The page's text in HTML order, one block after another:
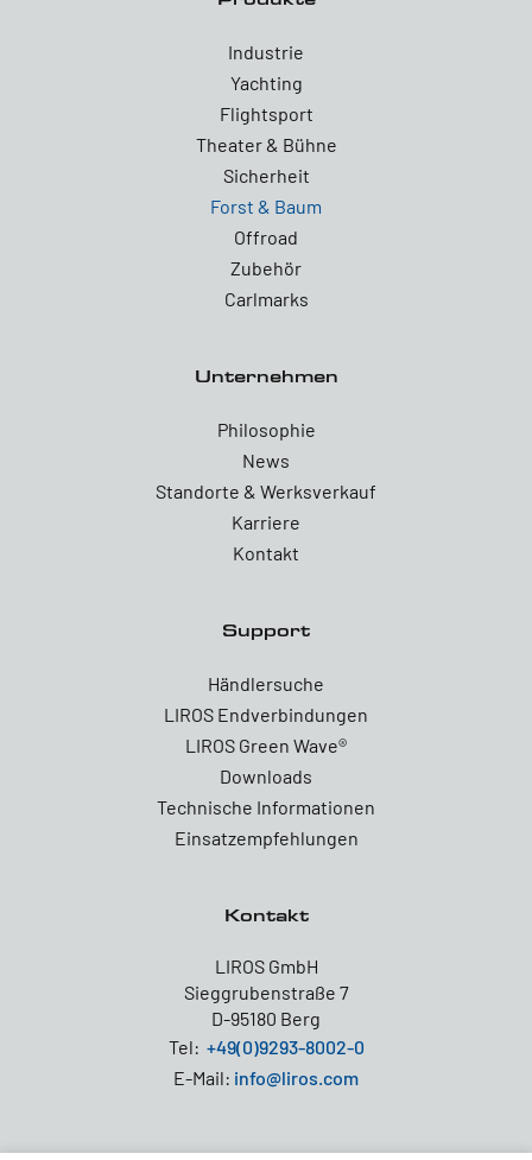
Industrie
Yachting
Flightsport
Theater & Bühne
Sicherheit
Forst & Baum
Offroad
Zubehör
Carlmarks
Unternehmen
Philosophie
News
Standorte & Werksverkauf
Karriere
Kontakt
Support
Händlersuche
LIROS Endverbindungen
LIROS Green Wave®
Downloads
Technische Informationen
Einsatzempfehlungen
Kontakt
LIROS GmbH
Sieggrubenstraße 7
D-95180 Berg
Tel: +49(0)9293-8002-0
E-Mail: info@liros.com